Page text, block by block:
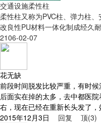
交通设施柔性柱
柔性柱又称为PVC柱、弹力柱
改良性PU材料一体化制成经久
2106-02-07
花无缺
前段时间脱发比较严重，有时
后面实在掉的太多，去中都医
右，现在已经在重新长头发了，
2015年12月3日
回复 顶(3)